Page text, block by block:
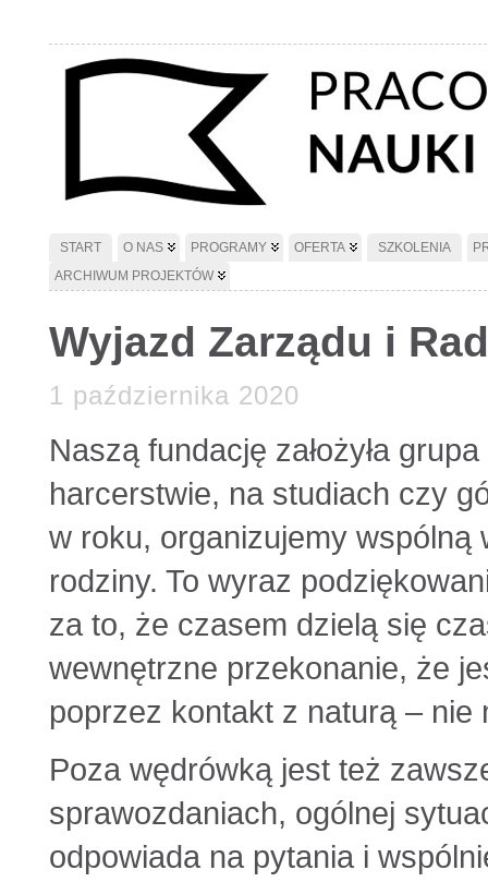
START O NAS PROGRAMY OFERTA SZKOLENIA
ARCHIWUM PROJEKTÓW
Wyjazd Zarządu i
1 października 2020
Naszą fundację założyła
harcerstwie, na studiach czy
w roku, organizujemy wspólną
rodziny. To wyraz
za to, że czasem dzielą się
wewnętrzne przekonanie, że
poprzez kontakt z naturą – nie
Poza wędrówką jest też
sprawozdaniach, ogólnej
odpowiada na pytania i